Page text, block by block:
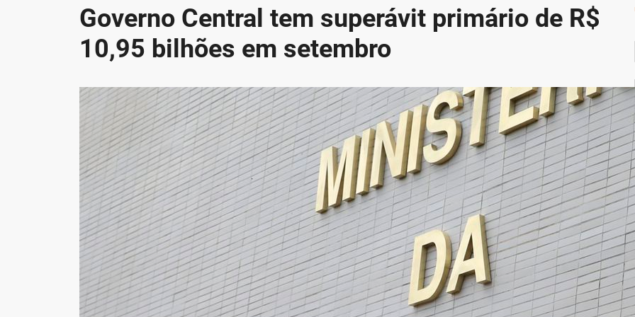
Governo Central tem superávit primário de R$
10,95 bilhões em setembro